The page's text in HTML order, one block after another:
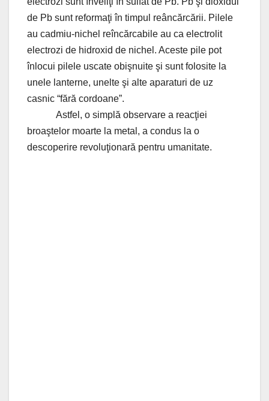
de Pb sunt reformaţi în timpul reâncărcării. Pilele
au cadmiu-nichel reîncărcabile au ca electrolit
electrozi de hidroxid de nichel. Aceste pile pot
înlocui pilele uscate obişnuite şi sunt folosite la
unele lanterne, unelte şi alte aparaturi de uz
casnic “fără cordoane”.
Astfel, o simplă observare a reacţiei
broaştelor moarte la metal, a condus la o
descoperire revoluţionară pentru umanitate.